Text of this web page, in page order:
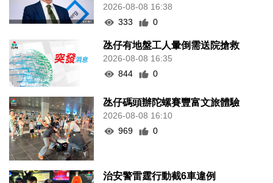
2026-08-08 16:38
333
0
氹仔有地盤工人暈倒需送院搶救
2026-08-08 16:35
844
0
氹仔碼頭辦陀螺賽豐富文旅體驗
2026-08-08 16:10
969
0
治安警雷霆行動截6車違例